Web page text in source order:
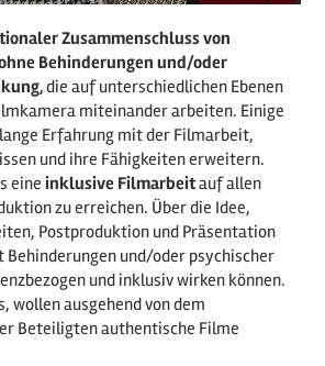
Zusammenschluss von
Behinderungen und/oder
die auf unterschiedlichen Ebenen
miteinander arbeiten. Einige
Erfahrung mit der Filmarbeit,
und ihre Fähigkeiten erweitern.
eineinklusive Filmarbeitauf allen
zu erreichen. Über die Idee,
Postproduktion und Präsentation
Behinderungen und/oder psychischer
und inklusiv wirken können.
wollen ausgehend von dem
Beteiligten authentische Filme